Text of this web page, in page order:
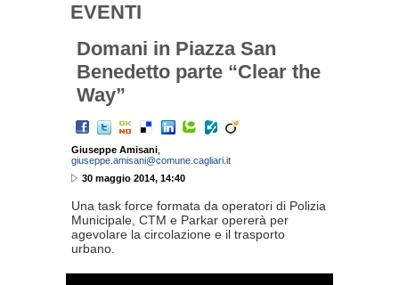
EVENTI
Domani in Piazza San
Benedetto parte “Clear the
Way”
Giuseppe Amisani
giuseppe.amisani@comune.cagliari.it
30 maggio 2014, 14:40
Una task force formata da operatori di Polizia
Municipale, CTM e Parkar opererà per
agevolare la circolazione e il trasporto
urbano.